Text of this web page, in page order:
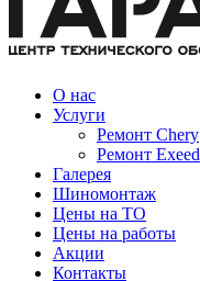
О нас
Услуги
Ремонт Chery
Ремонт Exeed
Галерея
Шиномонтаж
Цены на ТО
Цены на работы
Акции
Контакты